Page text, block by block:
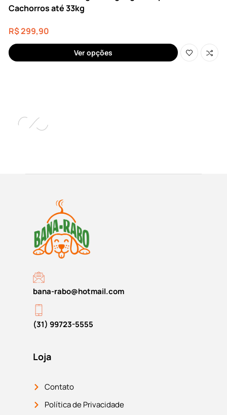
Cachorros até 33kg
R$299,90
Ver opções
bana-rabo@hotmail.com
(31) 99723-5555
Loja
Contato
Política de Privacidade